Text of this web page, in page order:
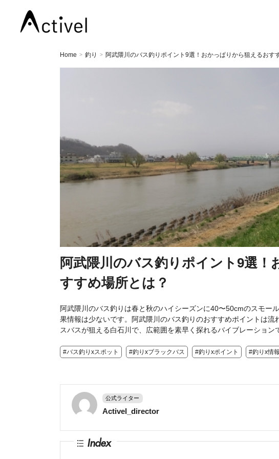
Home > 釣り > 阿武隈川のバス釣りポイント9選！おかっぱりから狙えるおす
阿武隈川のバス釣りポイント9選
すすめ場所とは？
阿武隈川のバス釣りは春と秋のハイシーズンに40〜50cmのスモー
果情報は少ないです。阿武隈川のバス釣りのおすすめポイントは
スバスが狙える白石川で、広範囲を素早く探れるバイブレーション
#バス釣りxスポット #釣りxブラックバス #釣りxポイント #釣りx情
公式ライター
Activel_director
Index